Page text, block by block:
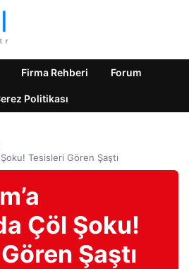
Firma Rehberi Forum
Politikası
Şoku! Tesisleri Gören Şaştı
Çöl Şoku!
Şaştı